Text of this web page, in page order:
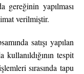
yapılması
verilmiştir.
satışı yapılan
kullanıldığının tespit
sırasında tapu